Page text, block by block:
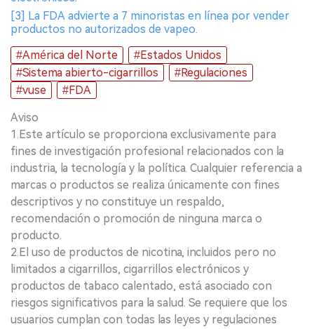
[3] La FDA advierte a 7 minoristas en línea por vender
productos no autorizados de vapeo.
#América del Norte
#Estados Unidos
#Sistema abierto-cigarrillos
#Regulaciones
#vuse
#FDA
Aviso
1.Este artículo se proporciona exclusivamente para
fines de investigación profesional relacionados con la
industria, la tecnología y la política. Cualquier referencia a
marcas o productos se realiza únicamente con fines
descriptivos y no constituye un respaldo,
recomendación o promoción de ninguna marca o
producto.
2.El uso de productos de nicotina, incluidos pero no
limitados a cigarrillos, cigarrillos electrónicos y
productos de tabaco calentado, está asociado con
riesgos significativos para la salud. Se requiere que los
usuarios cumplan con todas las leyes y regulaciones